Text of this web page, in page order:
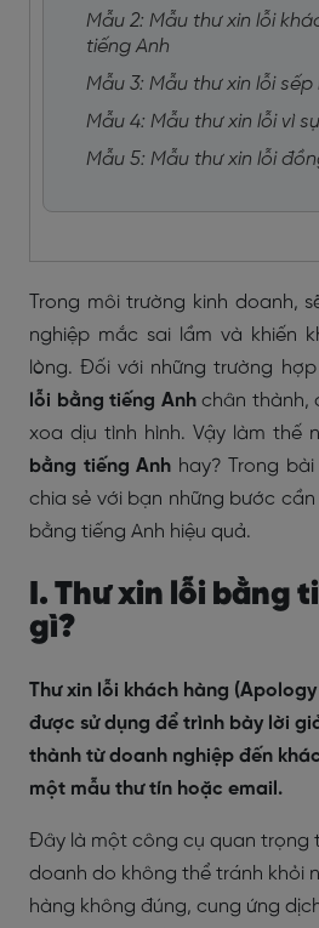
Mẫu 2: Mẫu thư xin lỗi
tiếng Anh
Mẫu 3: Mẫu thư xin lỗi
Mẫu 4: Mẫu thư xin lỗi vì
Mẫu 5: Mẫu thư xin lỗi
Trong môi trường kinh doanh,
nghiệp mắc sai lầm và khiến
lòng. Đối với những trường
lỗi bằng tiếng Anhchân thành,
xoa dịu tình hình. Vậy làm thế
bằng tiếng Anh hay? Trong
chia sẻ với bạn những bước
bằng tiếng Anh hiệu quả.
I. Thư xin lỗi bằng
gì?
Thư xin lỗi khách hàng
được sử dụng để trình bày lời
thành từ doanh nghiệp đến
một mẫu thư tín hoặc email.
Đây là một công cụ quan trọng
doanh do không thể tránh khỏi
hàng không đúng, cung ứng